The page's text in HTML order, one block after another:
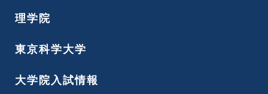
理学院
東京科学大学
大学院入試情報